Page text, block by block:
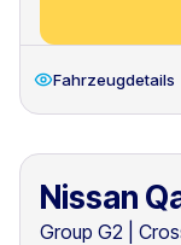
Fahrzeugdetails
Nissan
Group G2